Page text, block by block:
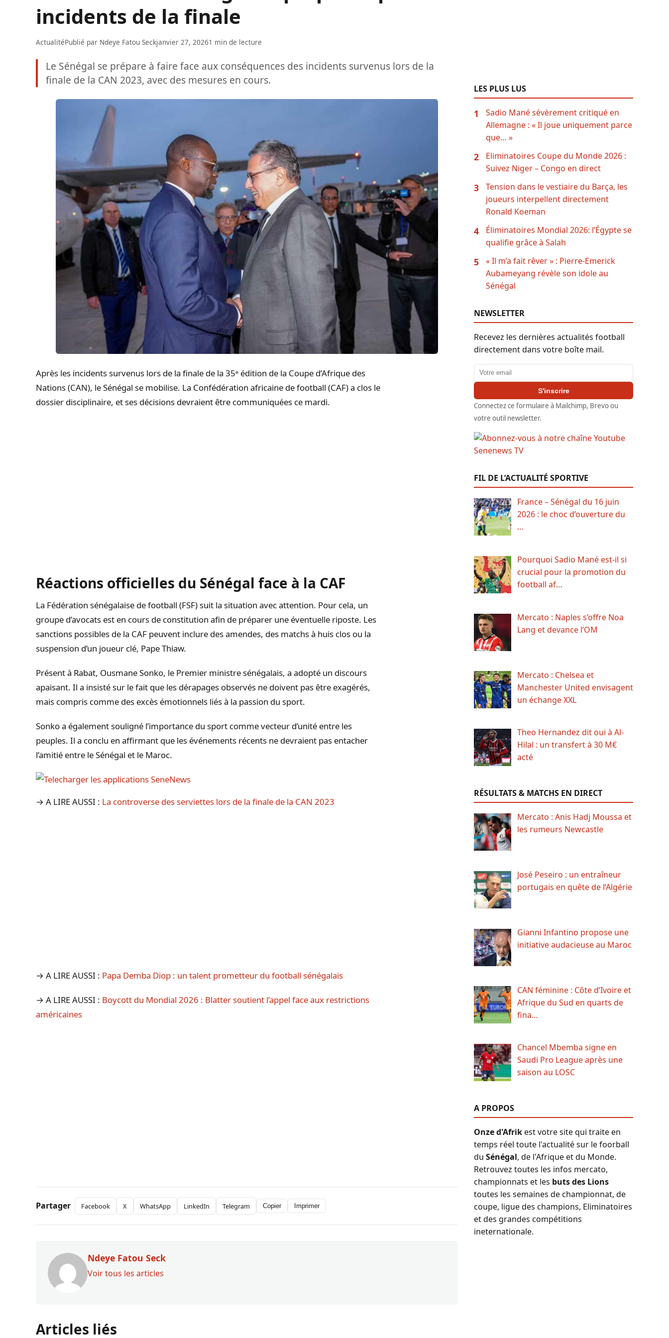
incidents de la finale
ActualitéPublié par Ndeye Fatou Seckjanvier 27, 20261 min de lecture
Le Sénégal se prépare à faire face aux conséquences des incidents survenus lors de la
finale de la CAN 2023, avec des mesures en cours.
Après les incidents survenus lors de la finale de la 35ᵉ édition de la Coupe d’Afrique des
Nations (CAN), le Sénégal se mobilise. La Confédération africaine de football (CAF) a clos le
dossier disciplinaire, et ses décisions devraient être communiquées ce mardi.
Réactions officielles du Sénégal face à la CAF
La Fédération sénégalaise de football (FSF) suit la situation avec attention. Pour cela, un
groupe d’avocats est en cours de constitution afin de préparer une éventuelle riposte. Les
sanctions possibles de la CAF peuvent inclure des amendes, des matchs à huis clos ou la
suspension d’un joueur clé, Pape Thiaw.
Présent à Rabat, Ousmane Sonko, le Premier ministre sénégalais, a adopté un discours
apaisant. Il a insisté sur le fait que les dérapages observés ne doivent pas être exagérés,
mais compris comme des excès émotionnels liés à la passion du sport.
Sonko a également souligné l’importance du sport comme vecteur d’unité entre les
peuples. Il a conclu en affirmant que les événements récents ne devraient pas entacher
l’amitié entre le Sénégal et le Maroc.
→ A LIRE AUSSI : La controverse des serviettes lors de la finale de la CAN 2023
→ A LIRE AUSSI : Papa Demba Diop : un talent prometteur du football sénégalais
→ A LIRE AUSSI : Boycott du Mondial 2026 : Blatter soutient l’appel face aux restrictions
américaines
Partager Facebook X WhatsApp LinkedIn Telegram Copier Imprimer
Ndeye Fatou Seck
Voir tous les articles
Articles liés
LES PLUS LUS
1
Sadio Mané sévèrement critiqué en
Allemagne : « Il joue uniquement parce
que… »
2
Eliminatoires Coupe du Monde 2026 :
Suivez Niger – Congo en direct
3
Tension dans le vestiaire du Barça, les
joueurs interpellent directement
Ronald Koeman
4
Éliminatoires Mondial 2026: l’Égypte se
qualifie grâce à Salah
5
« Il m’a fait rêver » : Pierre-Emerick
Aubameyang révèle son idole au
Sénégal
NEWSLETTER
Recevez les dernières actualités football
directement dans votre boîte mail.
Adresse email
S'inscrire
Connectez ce formulaire à Mailchimp, Brevo ou
votre outil newsletter.
FIL DE L’ACTUALITÉ SPORTIVE
France – Sénégal du 16 juin
2026 : le choc d’ouverture du
…
Pourquoi Sadio Mané est-il si
crucial pour la promotion du
football af…
Mercato : Naples s’offre Noa
Lang et devance l’OM
Mercato : Chelsea et
Manchester United envisagent
un échange XXL
Theo Hernandez dit oui à Al-
Hilal : un transfert à 30 M€
acté
RÉSULTATS & MATCHS EN DIRECT
Mercato : Anis Hadj Moussa et
les rumeurs Newcastle
José Peseiro : un entraîneur
portugais en quête de l’Algérie
Gianni Infantino propose une
initiative audacieuse au Maroc
CAN féminine : Côte d’Ivoire et
Afrique du Sud en quarts de
fina…
Chancel Mbemba signe en
Saudi Pro League après une
saison au LOSC
A PROPOS
Onze d'Afrikest votre site qui traite en
temps réel toute l'actualité sur le foorball
du Sénégal, de l'Afrique et du Monde.
Retrouvez toutes les infos mercato,
championnats et les buts des Lions
toutes les semaines de championnat, de
coupe, ligue des champions, Eliminatoires
et des grandes compétitions
ineternationale.